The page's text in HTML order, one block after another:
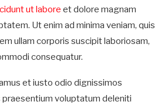
ut labore et dolore magnam
Ut enim ad minima veniam, quis
ullam corporis suscipit laboriosam,
consequatur.
et iusto odio dignissimos
praesentium voluptatum deleniti